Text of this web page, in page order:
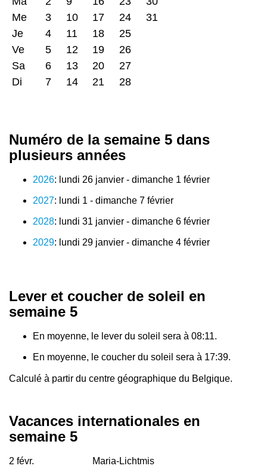
Me
3 10 17 24
31
Je
4 11 18
25
Ve
5 12 19
26
Sa
6 13 20
27
Di
7 14 21 28
Numéro de la semaine 5 dans
plusieurs années
2026: lundi 26 janvier - dimanche 1 février
2027: lundi 1 - dimanche 7 février
2028: lundi 31 janvier - dimanche 6 février
2029: lundi 29 janvier - dimanche 4 février
Lever et coucher de soleil en
semaine 5
En moyenne, le lever du soleil sera à 08:11.
En moyenne, le coucher du soleil sera à 17:39.
Calculé à partir du centre géographique du Belgique.
Vacances internationales en
semaine 5
2 févr. Maria-Lichtmis